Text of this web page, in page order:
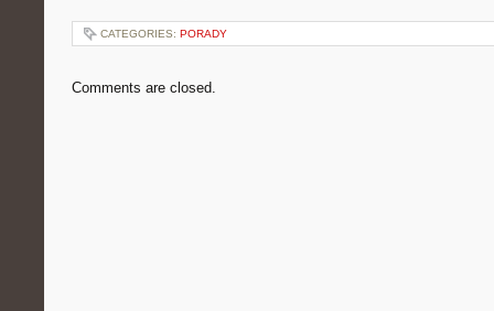
CATEGORIES: PORADY
Comments are closed.